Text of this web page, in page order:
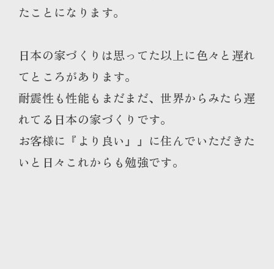
たことになります。
日本の家づくりは思ってた以上に色々と遅れ
てところがあります。
耐震性も性能もまだまだ、世界からみたら遅
れてる日本の家づくりです。
お客様に『より良い』』に住んでいただきた
いと日々これからも勉強です。